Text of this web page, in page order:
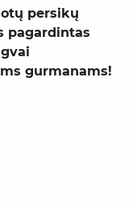
persikų
pagardintas
gurmanams!